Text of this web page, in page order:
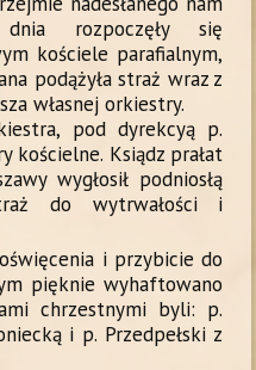
dnia rozpoczęły się
kościele parafialnym,
podążyła straż wraz z
własnej orkiestry.
pod dyrekcyą p.
kościelne. Ksiądz prałat
wygłosił podniosłą
do wytrwałości i
i przybicie do
pięknie wyhaftowano
chrzestnymi byli: p.
i p. Przedpełski z